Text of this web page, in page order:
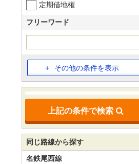
定期借地権
フリーワード
その他の条件を表示
上記の条件で検索
同じ路線から探す
名鉄尾西線